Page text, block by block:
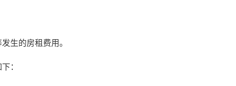
生的房租费用。
：